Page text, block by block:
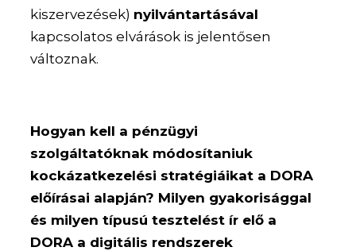
kiszervezések) nyilvántartásával
kapcsolatos elvárások is jelentősen
változnak.
Hogyan kell a pénzügyi
szolgáltatóknak módosítaniuk
kockázatkezelési stratégiáikat a DORA
előírásai alapján? Milyen gyakorisággal
és milyen típusú tesztelést ír elő a
DORA a digitális rendszerek